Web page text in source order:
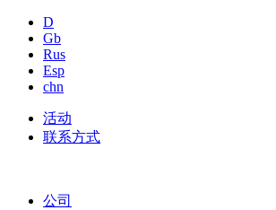
D
Gb
Rus
Esp
chn
活动
联系方式
公司